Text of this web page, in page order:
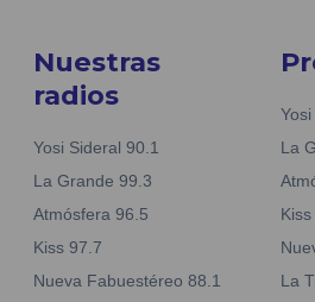
Nuestras
radios
Yosi Sideral 90.1
La Grande 99.3
Atmósfera 96.5
Kiss 97.7
Nueva Fabuestéreo 88.1
La
La